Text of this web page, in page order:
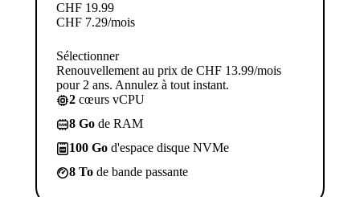
CHF 19.99
CHF 7.29/mois
Sélectionner
Renouvellement au prix de CHF 13.99/mois
pour 2 ans. Annulez à tout instant.
2 cœurs vCPU
8 Go de RAM
100 Go d'espace disque NVMe
8 To de bande passante